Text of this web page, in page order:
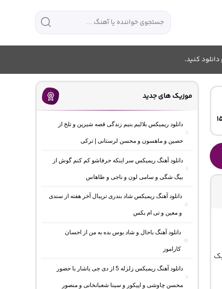
کنید.
موزیک های جدید
دانلود ریمیکس بلالیم بنیم زندگی قصه شیرین و تلخ از
حصین و ماهسون و محسن لرستانی | ترکی
دانلود آهنگ ریمیکس سر اینکه حرفاشو کم کنم گوش از
بیگ شگی و سامی لون و ناجی و طاهاس
دانلود آهنگ ریمیکس شاد بندری تریبال آخر هفته از سندی
و معین و تی ام بکس
دانلود آهنگ باحال و شاد بوس بده به من از احسان
کاراموز
دانلود آهنگ ریمیکس زلزله 5 از دی جی یاشار با حضور
محسن چاوشی و اپیکور و سینا شعبانخانی و منصور